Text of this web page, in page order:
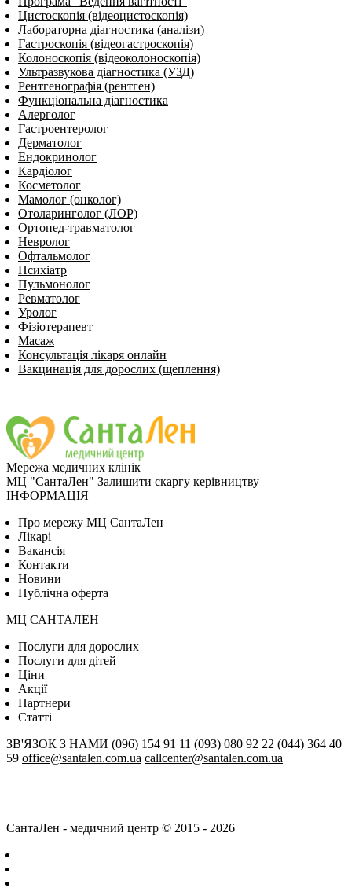
Цистоскопія (відеоцистоскопія)
Лабораторна діагностика (аналізи)
Гастроскопія (відеогастроскопія)
Колоноскопія (відеоколоноскопія)
Ультразвукова діагностика (УЗД)
Рентгенографія (рентген)
Функціональна діагностика
Алерголог
Гастроентеролог
Дерматолог
Ендокринолог
Кардіолог
Косметолог
Мамолог (онколог)
Отоларинголог (ЛОР)
Ортопед-травматолог
Невролог
Офтальмолог
Психіатр
Пульмонолог
Ревматолог
Уролог
Фізіотерапевт
Масаж
Консультація лікаря онлайн
Вакцинація для дорослих (щеплення)
Мережа медичних клінік
МЦ "СантаЛен" Залишити скаргу керівництву
ІНФОРМАЦІЯ
Про мережу МЦ СантаЛен
Лікарі
Вакансія
Контакти
Новини
Публічна оферта
МЦ САНТАЛЕН
Послуги для дорослих
Послуги для дітей
Цiни
Акції
Партнери
Статті
ЗВ'ЯЗОК З НАМИ (096) 154 91 11 (093) 080 92 22 (044) 364 40
59 office@santalen.com.ua callcenter@santalen.com.ua
СантаЛен - медичний центр © 2015 - 2026